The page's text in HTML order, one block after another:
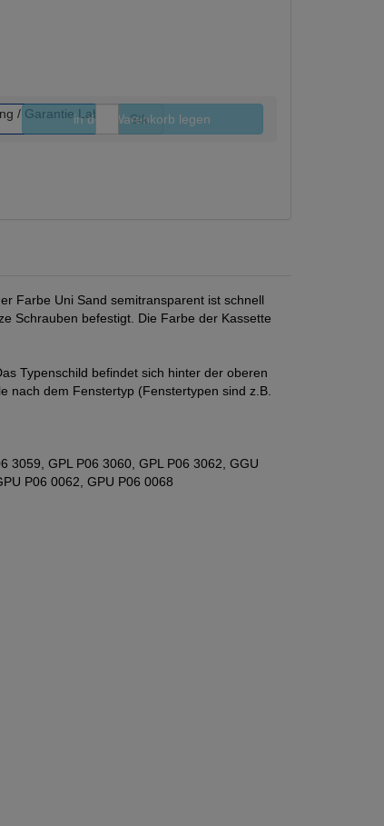
Stk.
in den Warenkorb legen
Farbe Uni Sand semitransparent ist schnell
Schrauben befestigt. Die Farbe der Kassette
Typenschild befindet sich hinter der oberen
nach dem Fenstertyp (Fenstertypen sind z.B.
3059, GPL P06 3060, GPL P06 3062, GGU
P06 0062, GPU P06 0068